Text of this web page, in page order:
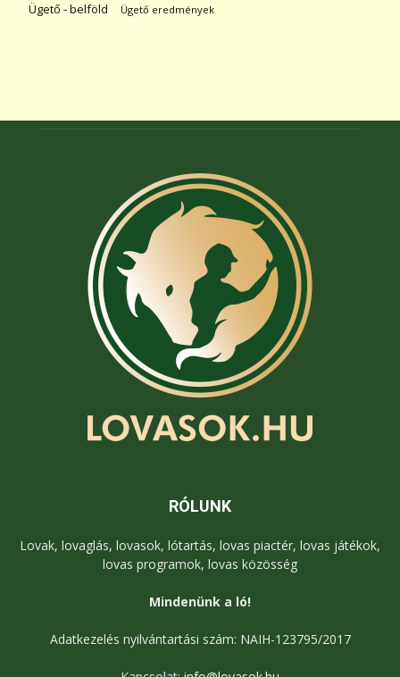
Ügető - belföld Ügető eredmények
RÓLUNK
Lovak, lovaglás, lovasok, lótartás, lovas piactér, lovas játékok,
lovas programok, lovas közösség
Mindenünk a ló!
Adatkezelés nyilvántartási szám: NAIH-123795/2017